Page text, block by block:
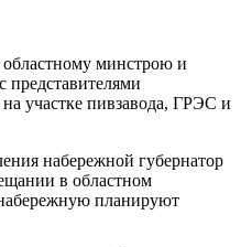
минстрою и
представителями
участке пивзавода, ГРЭС и
набережной губернатор
в областном
планируют